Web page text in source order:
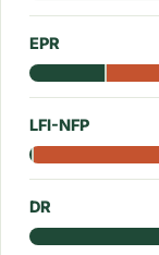
EPR
LFI-NFP
DR